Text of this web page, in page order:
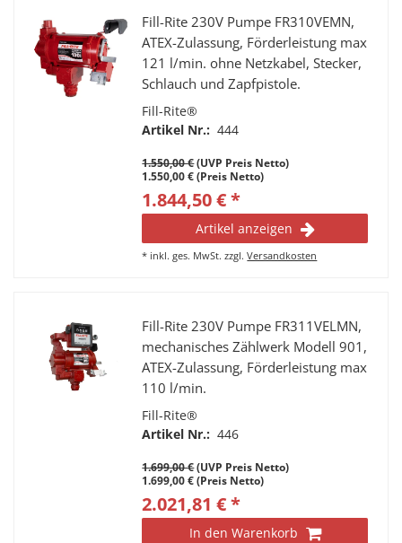
Fill-Rite 230V Pumpe FR310VEMN,
ATEX-Zulassung, Förderleistung max
121 l/min. ohne Netzkabel, Stecker,
Schlauch und Zapfpistole.
Fill-Rite®
Artikel Nr.: 444
1.550,00 €(UVP Preis Netto)
1.550,00 € (Preis Netto)
1.844,50 € *
Artikel anzeigen
* inkl. ges. MwSt. zzgl.Versandkosten
Fill-Rite 230V Pumpe FR311VELMN,
mechanisches Zählwerk Modell 901,
ATEX-Zulassung, Förderleistung max
110 l/min.
Fill-Rite®
Artikel Nr.: 446
1.699,00 €(UVP Preis Netto)
1.699,00 € (Preis Netto)
2.021,81 € *
In den Warenkorb